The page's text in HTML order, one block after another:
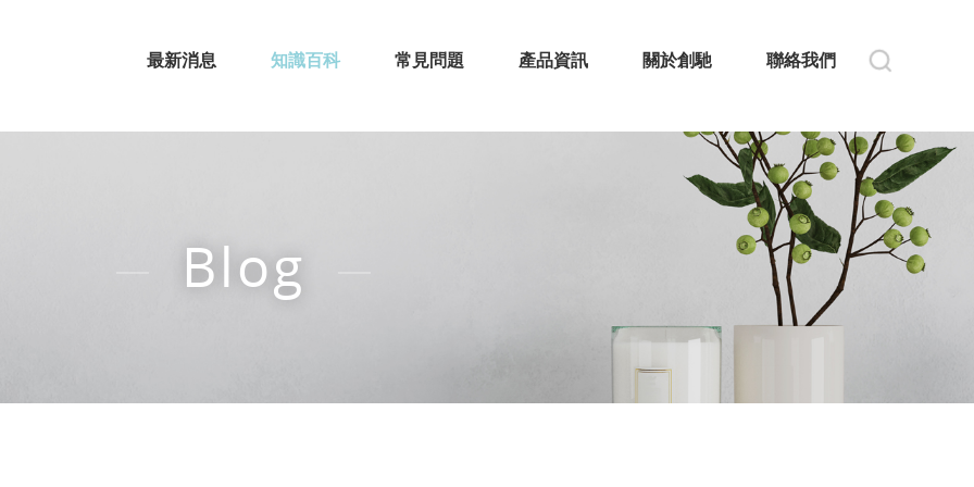
最新消息 知識百科 常見問題 產品資訊 關於創馳 聯絡我們
Blog